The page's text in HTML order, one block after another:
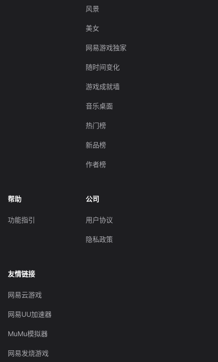
风景
美女
网易游戏独家
随时间变化
游戏成就墙
音乐桌面
热门榜
新品榜
作者榜
帮助
功能指引
公司
用户协议
隐私政策
友情链接
网易云游戏
网易UU加速器
MuMu模拟器
网易发烧游戏